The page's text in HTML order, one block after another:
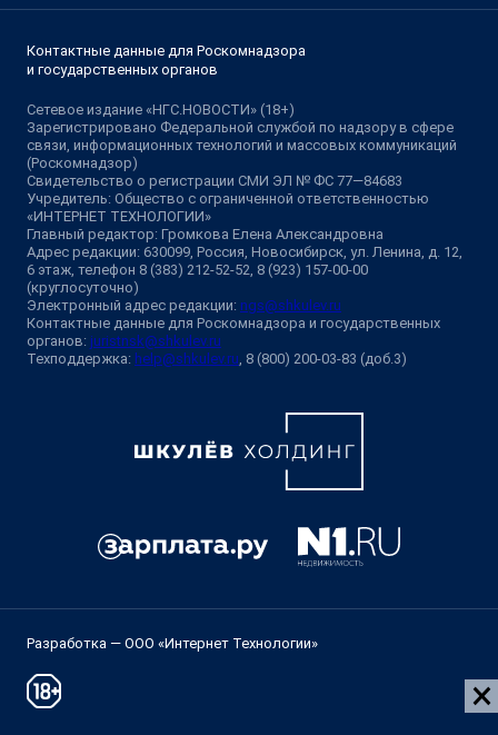
Контактные данные для Роскомнадзора
и государственных органов
Сетевое издание «НГС.НОВОСТИ» (18+)
Зарегистрировано Федеральной службой по надзору в сфере
связи, информационных технологий и массовых коммуникаций
(Роскомнадзор)
Свидетельство о регистрации СМИ ЭЛ № ФС 77—84683
Учредитель: Общество с ограниченной ответственностью
«ИНТЕРНЕТ ТЕХНОЛОГИИ»
Главный редактор: Громкова Елена Александровна
Адрес редакции: 630099, Россия, Новосибирск, ул. Ленина, д. 12,
6 этаж, телефон 8 (383) 212-52-52, 8 (923) 157-00-00
(круглосуточно)
Электронный адрес редакции: ngs@shkulev.ru
Контактные данные для Роскомнадзора и государственных
органов: juristnsk@shkulev.ru
Техподдержка: help@shkulev.ru , 8 (800) 200-03-83 (доб.3)
Разработка — ООО «Интернет Технологии»